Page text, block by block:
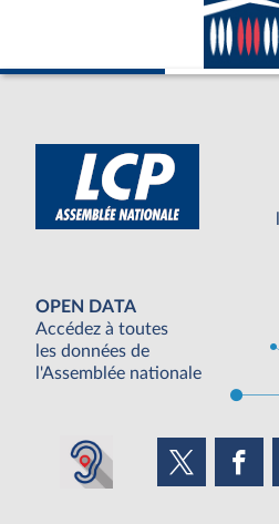
OPEN DATA
Accédez à toutes
les données de
l'Assemblée nationale